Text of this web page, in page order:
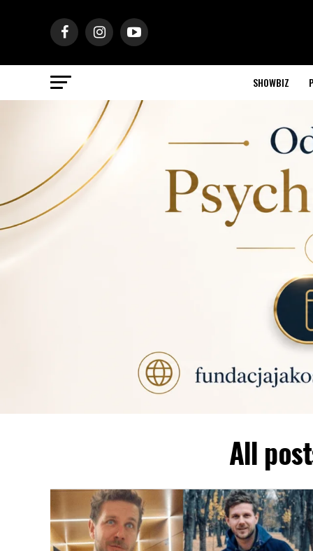
SHOWBIZ
All